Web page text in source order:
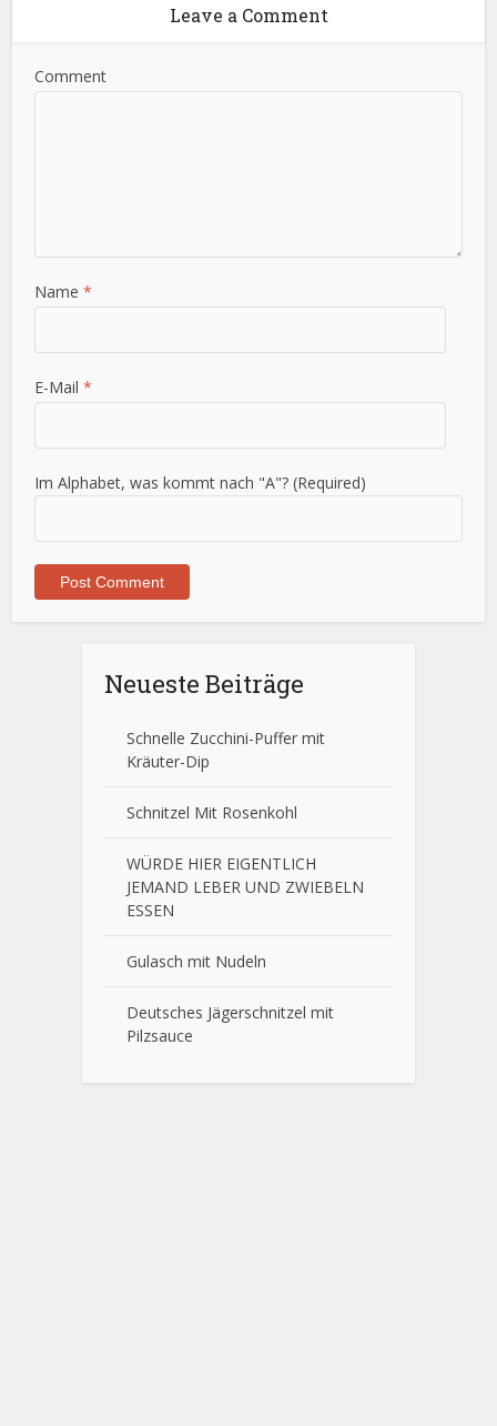
Leave a Comment
Comment
Name*
E-Mail*
Im Alphabet, was kommt nach "A"? (Required)
Neueste Beiträge
Schnelle Zucchini-Puffer mit
Kräuter-Dip
Schnitzel Mit Rosenkohl
WÜRDE HIER EIGENTLICH
JEMAND LEBER UND ZWIEBELN
ESSEN
Gulasch mit Nudeln
Deutsches Jägerschnitzel mit
Pilzsauce